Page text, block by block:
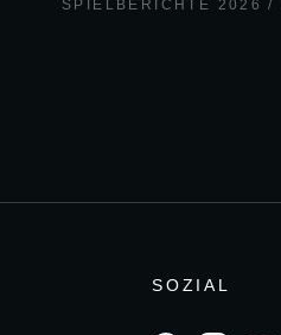
SPIELBERICHTE 2026
SOZIAL